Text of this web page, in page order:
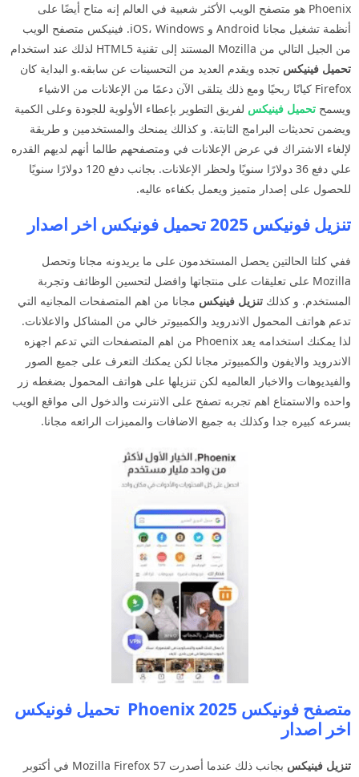
Phoenix هو متصفح الويب الأكثر شعبية في العالم إنه متاح أيضًا على
أنظمة تشغيل مجانا Android و iOS، Windows. فينيكس متصفح الويب
من الجيل التالي من Mozilla المستند إلى تقنية HTML5 لذلك عند استخدام
تحميل فينيكس تجده ويقدم العديد من التحسينات عن سابقه.و البداية كان
Firefox كيانًا ربحيًا ومع ذلك يتلقى الآن دعمًا من الإعلانات من الاشياء
ويسمح تحميل فينيكس لفريق التطوير بإعطاء الأولوية للجودة وعلى الكمية
ويضمن تحديثات البرامج الثابتة. و كذالك يمنحك والمستخدمين و طريقة
لإلغاء الاشتراك في عرض الإعلانات في ومتصفحهم طالما أنهم لديهم القدره
علي دفع 36 دولارًا سنويًا ولحظر الإعلانات. بجانب دفع 120 دولارًا سنويًا
للحصول على إصدار متميز ويعمل بكفاءه عاليه.
تنزيل فونيكس 2025 تحميل فونيكس اخر اصدار
ففي كلتا الحالتين يحصل المستخدمون على ما يريدونه مجانا وتحصل
Mozilla على تعليقات على منتجاتها وافضل لتحسين الوظائف وتجربة
المستخدم. و كذلك تنزيل فينيكس مجانا من اهم المتصفحات المجانيه التي
تدعم هواتف المحمول الاندرويد والكمبيوتر خالي من المشاكل والاعلانات.
لذا يمكنك استخدامه يعد Phoenix من اهم المتصفحات التي تدعم اجهزه
الاندرويد والايفون والكمبيوتر مجانا لكن يمكنك التعرف على جميع الصور
والفيديوهات والاخبار العالميه لكن تنزيلها على هواتف المحمول بضغطه زر
واحده والاستمتاع اهم تجربه تصفح على الانترنت والدخول الى مواقع الويب
بسرعه كبيره جدا وكذلك به جميع الاضافات والمميزات الرائعه مجانا.
متصفح فونيكس 2025 Phoenix تحميل فونيكس
اخر اصدار
تنزيل فينيكس
بجانب ذلك عندما أصدرت Mozilla Firefox 57 في أكتوبر